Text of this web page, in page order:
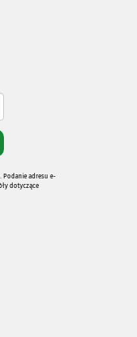
Podanie adresu e-
dotyczące